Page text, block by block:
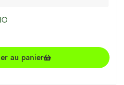
au panier